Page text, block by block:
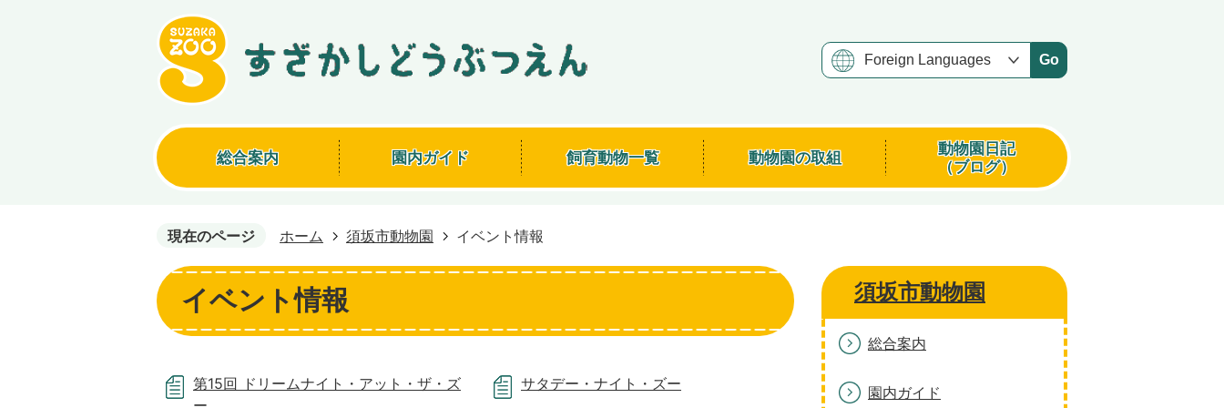
Go
総合案内 園内ガイド 飼育動物一覧 動物園の取組
動物園日記
（ブログ）
現在のページ ホーム 須坂市動物園 イベント情報
イベント情報
第15回 ドリームナイト・アット・ザ・ズ
サタデー・ナイト・ズー
須坂市動物園
総合案内
園内ガイド